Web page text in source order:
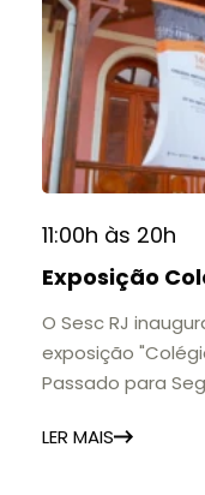
11:00h às 20h
Exposição
O Sesc RJ
exposição
Passado para
importantes
LER MAIS